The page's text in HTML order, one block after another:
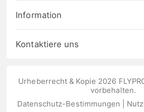
Information
Kontaktiere uns
Urheberrecht & Kopie 2026
vorbehalten.
Datenschutz-Bestimmungen